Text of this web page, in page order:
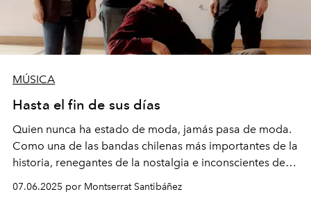
MÚSICA
Hasta el fin de sus días
Quien nunca ha estado de moda, jamás pasa de moda.
Como una de las bandas chilenas más importantes de la
historia, renegantes de la nostalgia e inconscientes de
encabezado por su fundador Carlos Cabezas– saborea
07.06.2025 por Montserrat Santibáñez